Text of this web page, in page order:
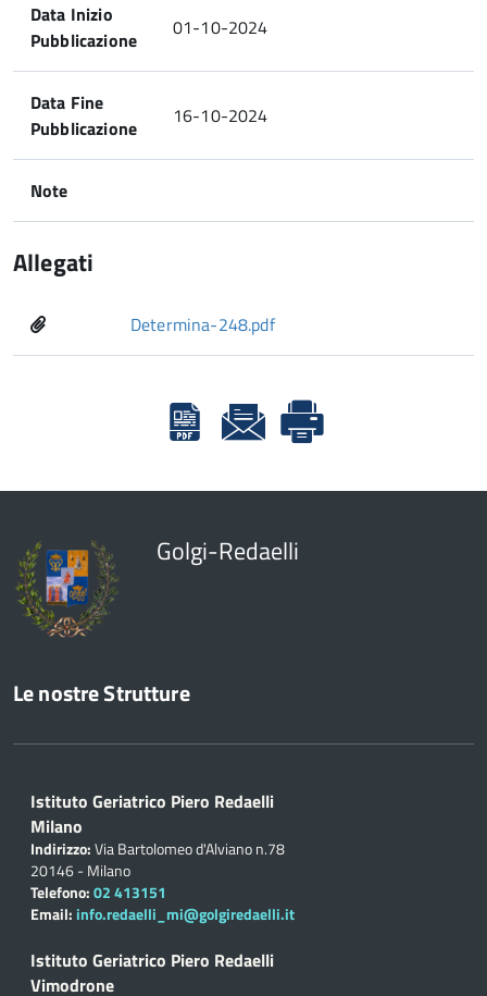
Data Inizio
Pubblicazione
01-10-2024
Data Fine
Pubblicazione
16-10-2024
Note
Allegati
Determina-248.pdf
Golgi-Redaelli
Le nostre Strutture
Istituto Geriatrico Piero Redaelli
Milano
Indirizzo:Via Bartolomeo d'Alviano n.78
20146 - Milano
Telefono:02 413151
Email: info.redaelli_mi@golgiredaelli.it
Istituto Geriatrico Piero Redaelli
Vimodrone